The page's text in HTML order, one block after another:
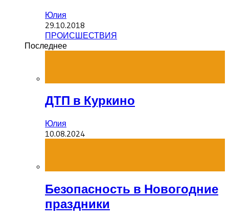
Юлия
29.10.2018
ПРОИСШЕСТВИЯ
Последнее
ДТП в Куркино
Юлия
10.08.2024
Безопасность в Новогодние
праздники